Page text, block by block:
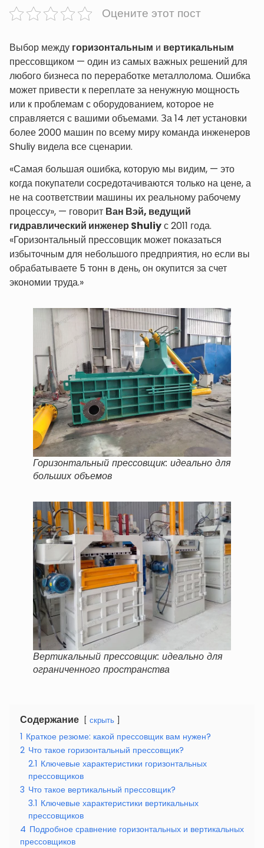
Оцените этот пост
Выбор между горизонтальным и вертикальным
прессовщиком — один из самых важных решений для
любого бизнеса по переработке металлолома. Ошибка
может привести к переплате за ненужную мощность
или к проблемам с оборудованием, которое не
справляется с вашими объемами. За 14 лет установки
более 2000 машин по всему миру команда инженеров
Shuliy видела все сценарии.
«Самая большая ошибка, которую мы видим, — это
когда покупатели сосредотачиваются только на цене, а
не на соответствии машины их реальному рабочему
процессу», — говорит Ван Вэй, ведущий
гидравлический инженер Shuliyс 2011 года.
«Горизонтальный прессовщик может показаться
избыточным для небольшого предприятия, но если вы
обрабатываете 5 тонн в день, он окупится за счет
экономии труда.»
Горизонтальный прессовщик: идеально для
больших объемов
Вертикальный прессовщик: идеально для
ограниченного пространства
Содержание скрыть
1 Краткое резюме: какой прессовщик вам нужен?
2 Что такое горизонтальный прессовщик?
2.1 Ключевые характеристики горизонтальных
прессовщиков
3 Что такое вертикальный прессовщик?
3.1 Ключевые характеристики вертикальных
прессовщиков
4 Подробное сравнение горизонтальных и вертикальных
прессовщиков